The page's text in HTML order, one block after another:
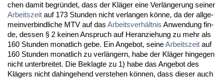
chen da­mit be­gründet, dass der Kläger ei­ne Verlänge­rung sei­ner
Ar­beits­zeit auf 173 St­un­den nicht ver­lan­gen könne, da der all­ge­
mein­ver­bind­li­che MTV auf das Ar­beits­verhält­nis An­wen­dung fin­
de, des­sen § 2 kei­nen An­spruch auf Her­an­zie­hung zu mehr als
160 St­un­den mo­nat­lich ge­be. Ein An­ge­bot, sei­neAr­beits­zeit auf
160 St­un­den mo­nat­lich zu verlängern, ha­be der Kläger hin­ge­gen
nicht un­ter­brei­tet. Die Be­klag­te zu 1) ha­be das An­ge­bot des
Klägers nicht da­hin­ge­hend ver­ste­hen können, dass die­ser auch